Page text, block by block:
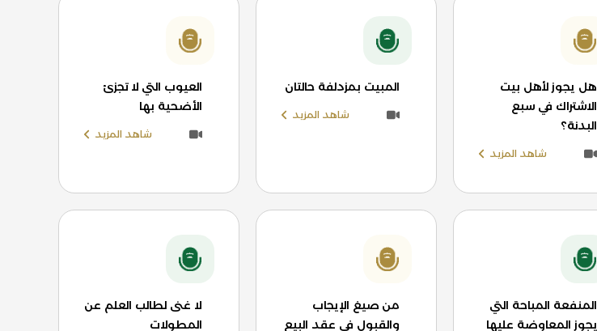
هل يجوز لأهل بيت
الاشتراك في سبع
البدنة؟
شاهد المزيد
المبيت بمزدلفة حالتان
شاهد المزيد
العيوب التي لا تجزئ
الأضحية بها
شاهد المزيد
المنفعة المباحة التي
يجوز المعاوضة عليها
من صيغ الإيجاب
والقبول في عقد البيع
لا غنى لطالب العلم عن
المطولات